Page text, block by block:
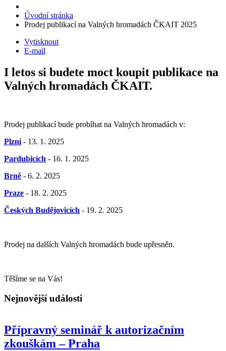
Úvodní stránka
Prodej publikací na Valných hromadách ČKAIT 2025
Vytisknout
E-mail
I letos si budete moct koupit publikace na
Valných hromadách ČKAIT.
Prodej publikací bude probíhat na Valných hromadách v:
Plzni - 13. 1. 2025
Pardubicích - 16. 1. 2025
Brně - 6. 2. 2025
Praze - 18. 2. 2025
Českých Budějovicích - 19. 2. 2025
Prodej na dalších Valných hromadách bude upřesněn.
Těšíme se na Vás!
Nejnovější události
Přípravný seminář k autorizačním
zkouškám – Praha